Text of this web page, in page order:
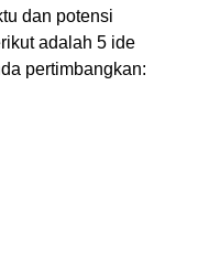
dan potensi
adalah 5 ide
pertimbangkan: